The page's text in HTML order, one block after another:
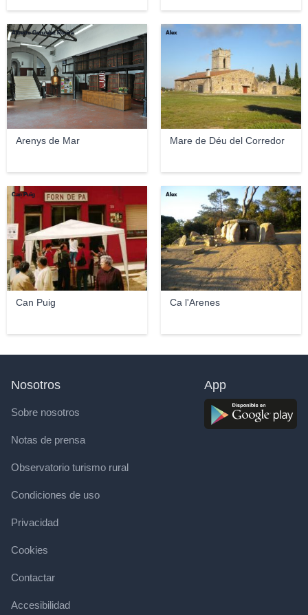
Arenys de Mar
Alberto Gonzalez Rovira
Mare de Déu del Corredor
Àlex
Can Puig
Can Puig
Ca l'Arenes
Àlex
Nosotros
Sobre nosotros
Notas de prensa
Observatorio turismo rural
Condiciones de uso
Privacidad
Cookies
Contactar
Accesibilidad
App